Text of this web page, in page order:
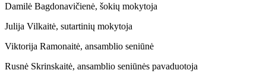
Damilė Bagdonavičienė, šokių mokytoja
Julija Vilkaitė, sutartinių mokytoja
Viktorija Ramonaitė, ansamblio seniūnė
Rusnė Skrinskaitė, ansamblio seniūnės pavaduotoja